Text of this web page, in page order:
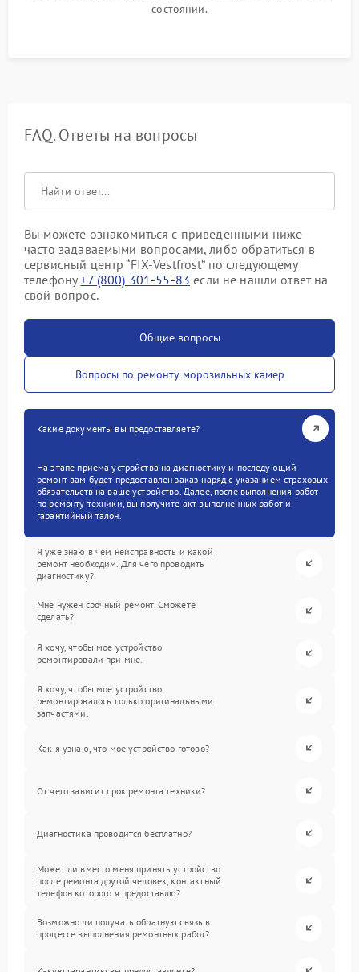
состоянии.
FAQ. Ответы на вопросы
Вы можете ознакомиться с приведенными ниже
часто задаваемыми вопросами, либо обратиться в
сервисный центр “FIX-Vestfrost” по следующему
телефону+7 (800) 301-55-83 если не нашли ответ на
свой вопрос.
Общие вопросы
Вопросы по ремонту морозильных камер
Какие документы вы предоставляете?
На этапе приема устройства на диагностику и последующий
ремонт вам будет предоставлен заказ-наряд с указанием страховых
обязательств на ваше устройство. Далее, после выполнения работ
по ремонту техники, вы получите акт выполненных работ и
гарантийный талон.
Я уже знаю в чем неисправность и какой
ремонт необходим. Для чего проводить
диагностику?
Мне нужен срочный ремонт. Сможете
сделать?
Я хочу, чтобы мое устройство
ремонтировали при мне.
Я хочу, чтобы мое устройство
ремонтировалось только оригинальными
запчастями.
Как я узнаю, что мое устройство готово?
От чего зависит срок ремонта техники?
Диагностика проводится бесплатно?
Может ли вместо меня принять устройство
после ремонта другой человек, контактный
телефон которого я предоставлю?
Возможно ли получать обратную связь в
процессе выполнения ремонтных работ?